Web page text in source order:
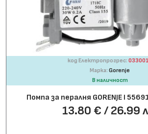
код Електропрогрес:
Марка: Gorenje
В наличност
Помпа за пералня GORENJE І
13.80 € / 26.99